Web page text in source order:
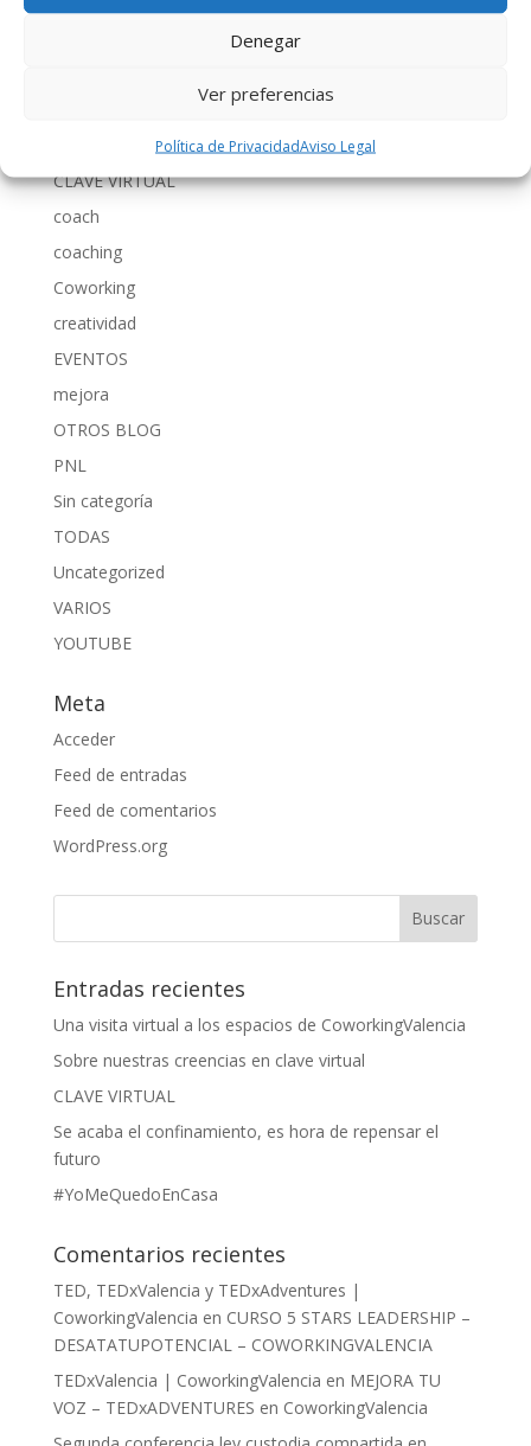
Denegar
Ver preferencias
Política de PrivacidadAviso Legal
septiembre 2010
CLASES – TALLERES
CLAVE VIRTUAL
coach
coaching
Coworking
creatividad
EVENTOS
mejora
OTROS BLOG
PNL
Sin categoría
TODAS
Uncategorized
VARIOS
YOUTUBE
Meta
Acceder
Feed de entradas
Feed de comentarios
WordPress.org
Entradas recientes
Una visita virtual a los espacios de CoworkingValencia
Sobre nuestras creencias en clave virtual
CLAVE VIRTUAL
Se acaba el confinamiento, es hora de repensar el
futuro
#YoMeQuedoEnCasa
Comentarios recientes
TED, TEDxValencia y TEDxAdventures |
CoworkingValencia en CURSO 5 STARS LEADERSHIP –
DESATATUPOTENCIAL – COWORKINGVALENCIA
TEDxValencia | CoworkingValencia en MEJORA TU
VOZ – TEDxADVENTURES en CoworkingValencia